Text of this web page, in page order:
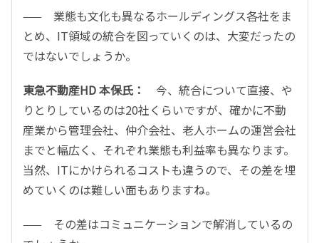
—— 業態も文化も異なるホールディングス各社をま
とめ、IT領域の統合を図っていくのは、大変だったの
ではないでしょうか。
東急不動産HD 本保氏：
今、統合について直接、や
りとりしているのは20社くらいですが、確かに不動
産業から管理会社、仲介会社、老人ホームの運営会社
までと幅広く、それぞれ業態も利益率も異なります。
当然、ITにかけられるコストも違うので、その差を埋
めていくのは難しい面もありますね。
—— その差はコミュニケーションで解消しているの